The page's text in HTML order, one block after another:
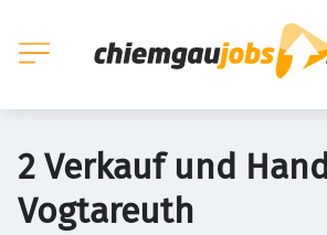
2 Verkauf und
Vogtareuth